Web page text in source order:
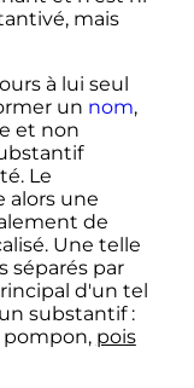
mais
à lui seul
un nom,
et non
Le
alors une
de
Une telle
séparés par
d'un tel
substantif :
pompon, pois